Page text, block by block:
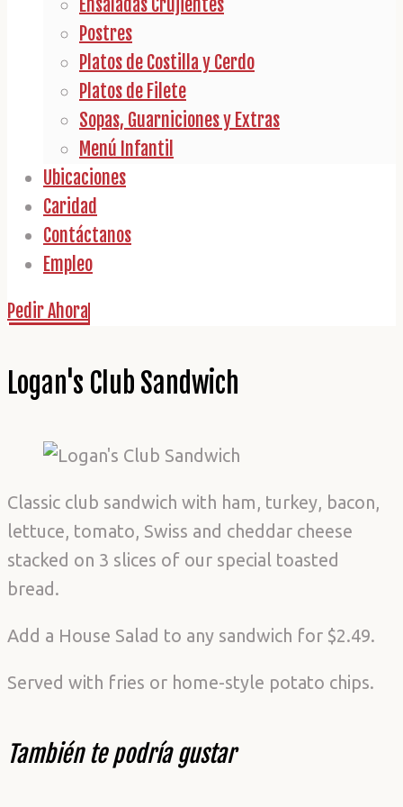
Ensaladas Crujientes
Postres
Platos de Costilla y Cerdo
Platos de Filete
Sopas, Guarniciones y Extras
Menú Infantil
Ubicaciones
Caridad
Contáctanos
Empleo
Pedir Ahora
Logan's Club Sandwich
Classic club sandwich with ham, turkey, bacon,
lettuce, tomato, Swiss and cheddar cheese
stacked on 3 slices of our special toasted
bread.
Add a House Salad to any sandwich for $2.49.
Served with fries or home-style potato chips.
También te podría gustar